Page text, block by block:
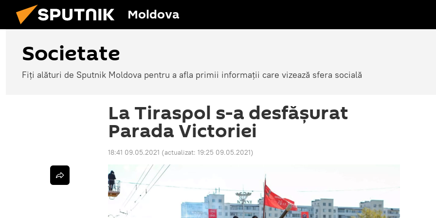
Moldova
Societate
Fiți alături de Sputnik Moldova pentru a afla primii informații care vizează sfera socială
La Tiraspol s-a desfășurat
Parada Victoriei
18:41 09.05.2021 (actualizat: 19:25 09.05.2021)